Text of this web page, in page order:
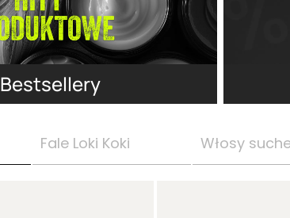
Bestsellery
Fale Loki Koki Włosy